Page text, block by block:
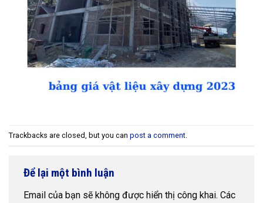
Trackbacks are closed, but you can post a comment
Để lại một bình luận
Email của bạn sẽ không được hiển thị công khai. Các